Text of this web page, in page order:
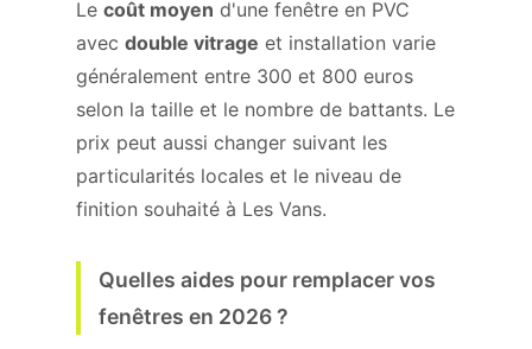
Le coût moyen d'une fenêtre en PVC
avec double vitrage et installation varie
généralement entre 300 et 800 euros
selon la taille et le nombre de battants. Le
prix peut aussi changer suivant les
particularités locales et le niveau de
finition souhaité à Les Vans.
Quelles aides pour remplacer vos
fenêtres en 2026 ?